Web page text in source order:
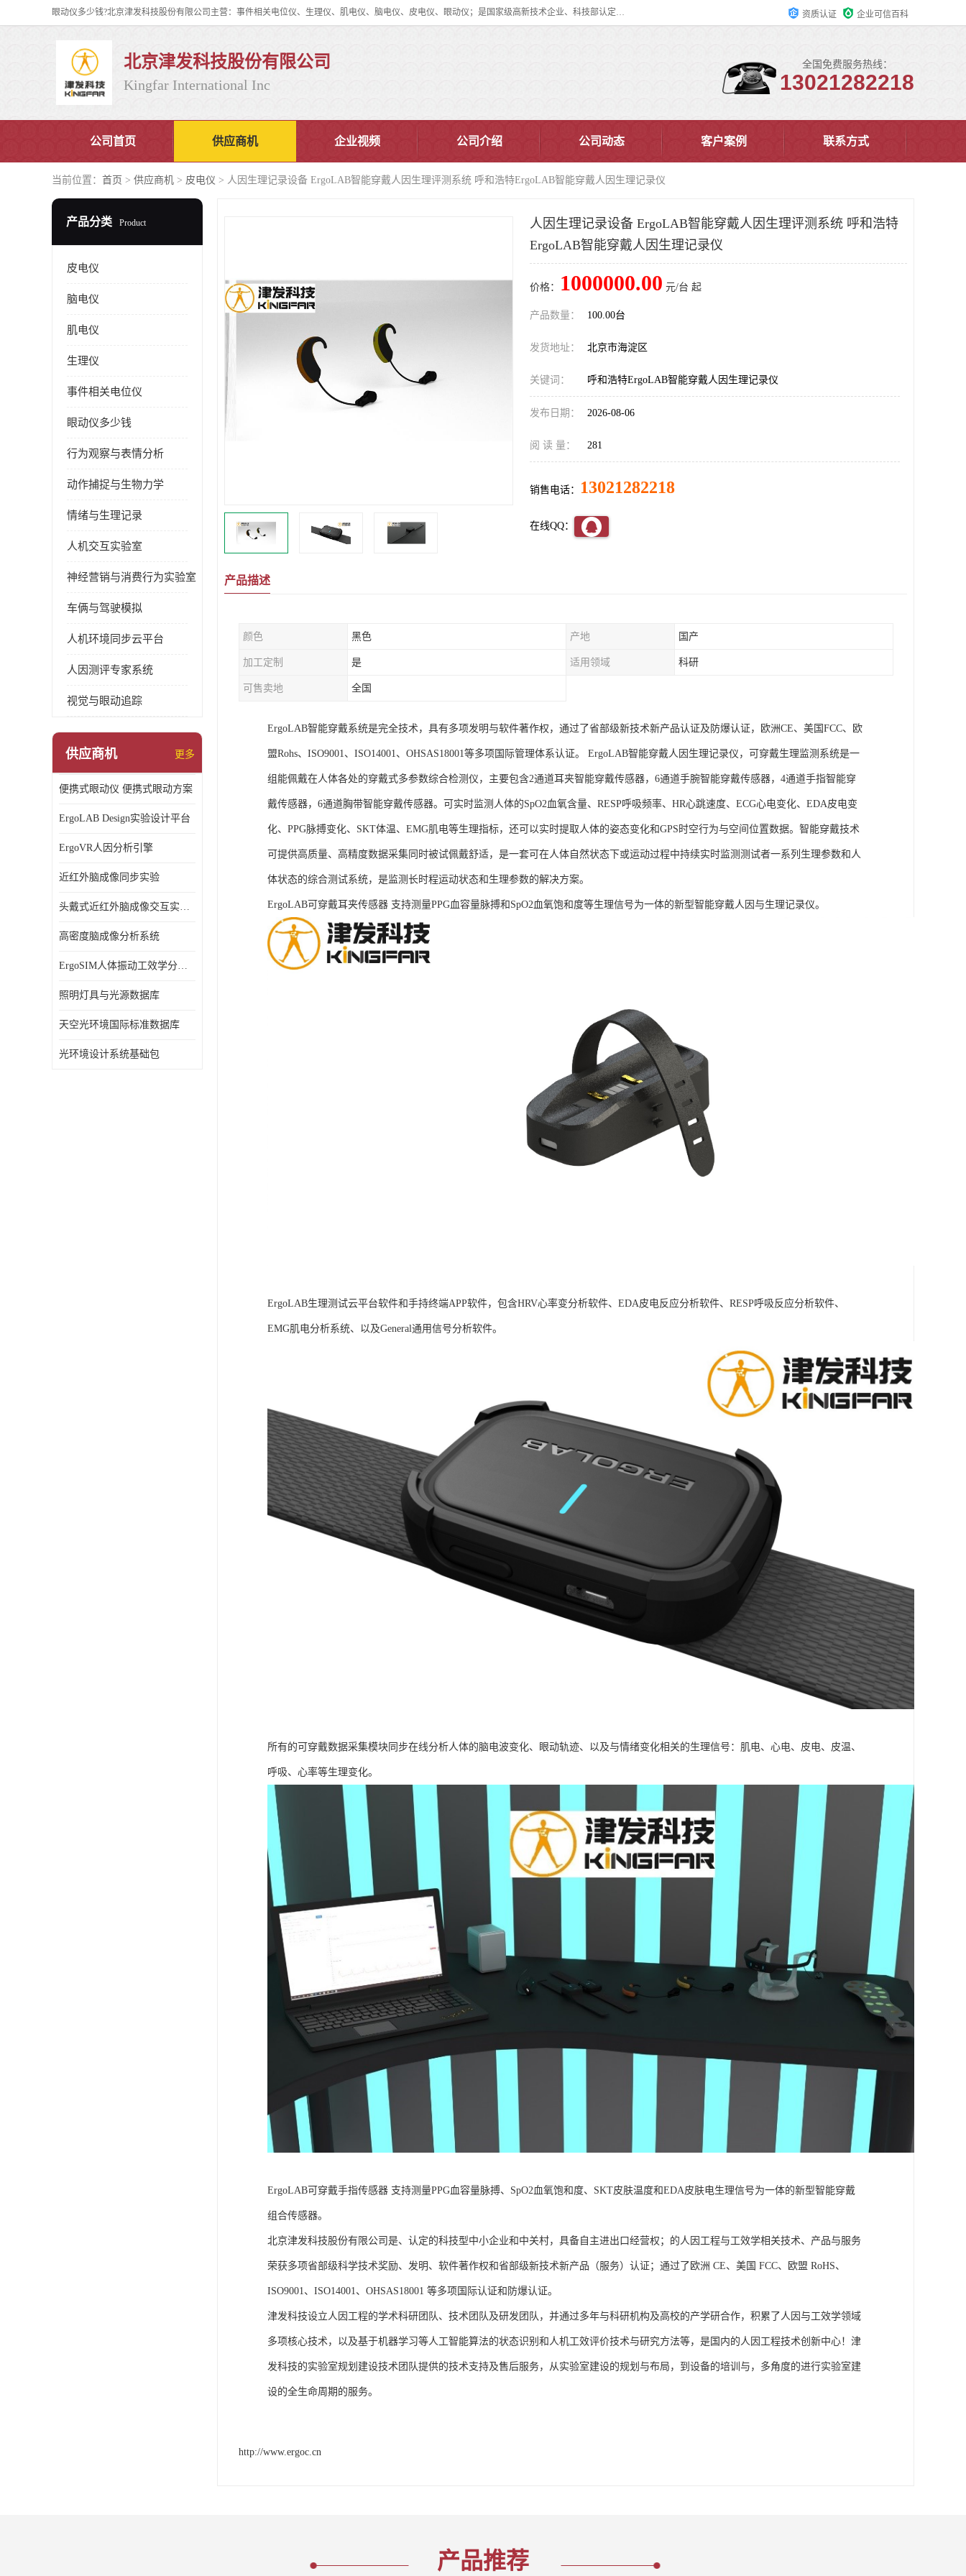
眼动仪多少钱?北京津发科技股份有限公司主营：事件相关电位仪、生理仪、肌电仪、脑电仪、皮电仪、眼动仪；是国家级高新技术企业、科技部认定的科技型中小企业和中关村高新技术企业，具备保密资格，具备自主进出口经营权；自主研发技术、产品与服务荣获多项省部级科学技术奖励、国家发明专利、国家软件著作权和省部级新技术新产品（服务）认证。 资质认证 企业可信百科
北京津发科技股份有限公司
Kingfar International Inc
全国免费服务热线：
13021282218
公司首页 供应商机 企业视频 公司介绍 公司动态 客户案例 联系方式
当前位置： 首页 > 供应商机 > 皮电仪 > 人因生理记录设备 ErgoLAB智能穿戴人因生理评测系统 呼和浩特ErgoLAB智能穿戴人因生理记录仪
产品分类 Product
皮电仪
脑电仪
肌电仪
生理仪
事件相关电位仪
眼动仪多少钱
行为观察与表情分析
动作捕捉与生物力学
情绪与生理记录
人机交互实验室
神经营销与消费行为实验室
车俩与驾驶模拟
人机环境同步云平台
人因测评专家系统
视觉与眼动追踪
供应商机 更多
便携式眼动仪 便携式眼动方案
ErgoLAB Design实验设计平台
ErgoVR人因分析引擎
近红外脑成像同步实验
头戴式近红外脑成像交互实验室
高密度脑成像分析系统
ErgoSIM人体振动工效学分析系统
照明灯具与光源数据库
天空光环境国际标准数据库
光环境设计系统基础包
人因生理记录设备 ErgoLAB智能穿戴人因生理评测系统 呼和浩特
ErgoLAB智能穿戴人因生理记录仪
价格： 1000000.00 元/台 起
产品数量： 100.00台
发货地址： 北京市海淀区
关键词： 呼和浩特ErgoLAB智能穿戴人因生理记录仪
发布日期： 2026-08-06
阅 读 量： 281
销售电话： 13021282218
在线QQ：
产品描述
颜色 黑色 产地 国产
加工定制 是 适用领域 科研
可售卖地 全国
ErgoLAB智能穿戴系统是完全技术，具有多项发明与软件著作权，通过了省部级新技术新产品认证及防爆认证，欧洲CE、美国FCC、欧
盟Rohs、ISO9001、ISO14001、OHSAS18001等多项国际管理体系认证。 ErgoLAB智能穿戴人因生理记录仪，可穿戴生理监测系统是一
组能佩戴在人体各处的穿戴式多参数综合检测仪，主要包含2通道耳夹智能穿戴传感器，6通道手腕智能穿戴传感器，4通道手指智能穿
戴传感器，6通道胸带智能穿戴传感器。可实时监测人体的SpO2血氧含量、RESP呼吸频率、HR心跳速度、ECG心电变化、EDA皮电变
化、PPG脉搏变化、SKT体温、EMG肌电等生理指标，还可以实时提取人体的姿态变化和GPS时空行为与空间位置数据。智能穿戴技术
可提供高质量、高精度数据采集同时被试佩戴舒适，是一套可在人体自然状态下或运动过程中持续实时监测测试者一系列生理参数和人
体状态的综合测试系统，是监测长时程运动状态和生理参数的解决方案。
ErgoLAB可穿戴耳夹传感器 支持测量PPG血容量脉搏和SpO2血氧饱和度等生理信号为一体的新型智能穿戴人因与生理记录仪。
ErgoLAB生理测试云平台软件和手持终端APP软件，包含HRV心率变分析软件、EDA皮电反应分析软件、RESP呼吸反应分析软件、
EMG肌电分析系统、以及General通用信号分析软件。
所有的可穿戴数据采集模块同步在线分析人体的脑电波变化、眼动轨迹、以及与情绪变化相关的生理信号：肌电、心电、皮电、皮温、
呼吸、心率等生理变化。
ErgoLAB可穿戴手指传感器 支持测量PPG血容量脉搏、SpO2血氧饱和度、SKT皮肤温度和EDA皮肤电生理信号为一体的新型智能穿戴
组合传感器。
北京津发科技股份有限公司是、认定的科技型中小企业和中关村，具备自主进出口经营权；的人因工程与工效学相关技术、产品与服务
荣获多项省部级科学技术奖励、发明、软件著作权和省部级新技术新产品（服务）认证；通过了欧洲 CE、美国 FCC、欧盟 RoHS、
ISO9001、ISO14001、OHSAS18001 等多项国际认证和防爆认证。
津发科技设立人因工程的学术科研团队、技术团队及研发团队，并通过多年与科研机构及高校的产学研合作，积累了人因与工效学领域
多项核心技术，以及基于机器学习等人工智能算法的状态识别和人机工效评价技术与研究方法等，是国内的人因工程技术创新中心！津
发科技的实验室规划建设技术团队提供的技术支持及售后服务，从实验室建设的规划与布局，到设备的培训与，多角度的进行实验室建
设的全生命周期的服务。
http://www.ergoc.cn
产品推荐